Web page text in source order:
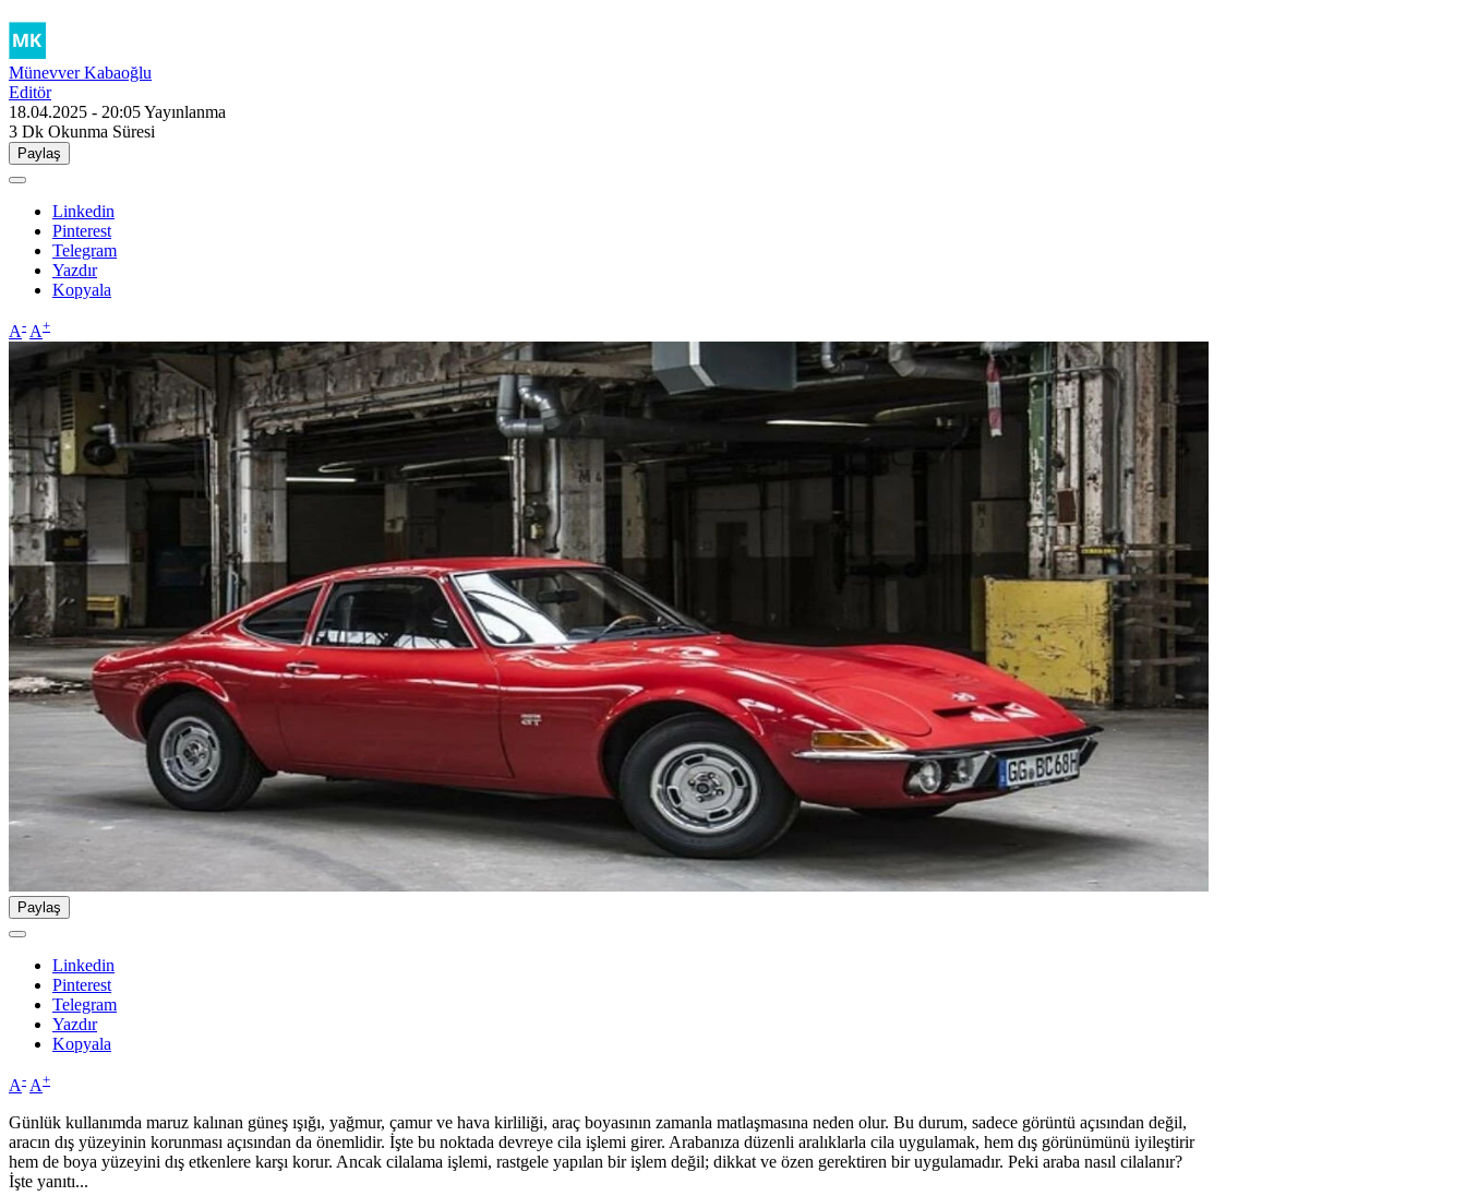
Münevver Kabaoğlu
Editör
18.04.2025 - 20:05Yayınlanma
3 Dk Okunma Süresi
Paylaş
Linkedin
Pinterest
Telegram
Yazdır
Kopyala
A- A+
Paylaş
Linkedin
Pinterest
Telegram
Yazdır
Kopyala
A- A+
Günlük kullanımda maruz kalınan güneş ışığı, yağmur, çamur ve hava kirliliği, araç boyasının zamanla matlaşmasına neden olur. Bu durum, sadece görüntü açısından değil,
aracın dış yüzeyinin korunması açısından da önemlidir. İşte bu noktada devreye cila işlemi girer. Arabanıza düzenli aralıklarla cila uygulamak, hem dış görünümünü iyileştirir
hem de boya yüzeyini dış etkenlere karşı korur. Ancak cilalama işlemi, rastgele yapılan bir işlem değil; dikkat ve özen gerektiren bir uygulamadır. Peki araba nasıl cilalanır?
İşte yanıtı...